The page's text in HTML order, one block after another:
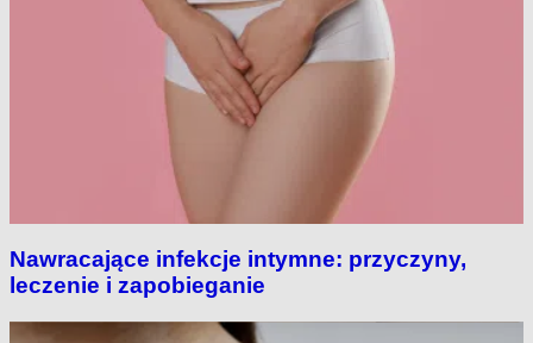
Nawracające infekcje intymne: przyczyny,
leczenie i zapobieganie